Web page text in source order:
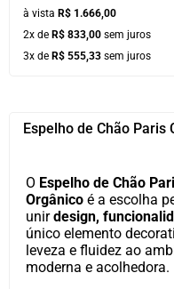
à vista R$ 1.666,00
2x de R$ 833,00 sem juros
3x de R$ 555,33 sem juros
Espelho de Chão Paris
O Espelho de Chão
Orgânico é a escolha
unirdesign,
único elemento
leveza e fluidez ao
moderna e acolhedora.